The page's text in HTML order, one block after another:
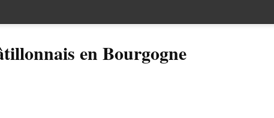
en Bourgogne